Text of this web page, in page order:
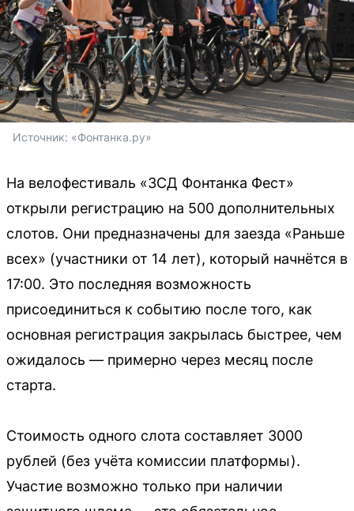
Источник: «Фонтанка.ру»
На велофестиваль «ЗСД Фонтанка Фест»
открыли регистрацию на 500 дополнительных
слотов. Они предназначены для заезда «Раньше
всех» (участники от 14 лет), который начнётся в
17:00. Это последняя возможность
присоединиться к событию после того, как
основная регистрация закрылась быстрее, чем
ожидалось — примерно через месяц после
старта.
Стоимость одного слота составляет 3000
рублей (без учёта комиссии платформы).
Участие возможно только при наличии